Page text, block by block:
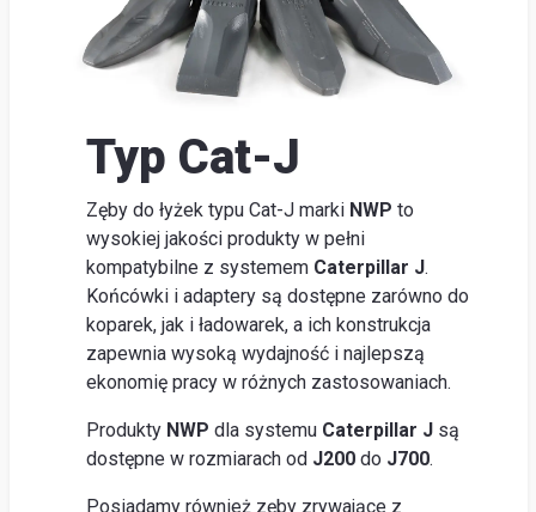
Typ Cat-J
Zęby do łyżek typu Cat-J marki NWP to
wysokiej jakości produkty w pełni
kompatybilne z systemem Caterpillar J.
Końcówki i adaptery są dostępne zarówno do
koparek, jak i ładowarek, a ich konstrukcja
zapewnia wysoką wydajność i najlepszą
ekonomię pracy w różnych zastosowaniach.
Produkty NWP dla systemu Caterpillar J są
dostępne w rozmiarach od J200 do J700.
Posiadamy również zęby zrywające z